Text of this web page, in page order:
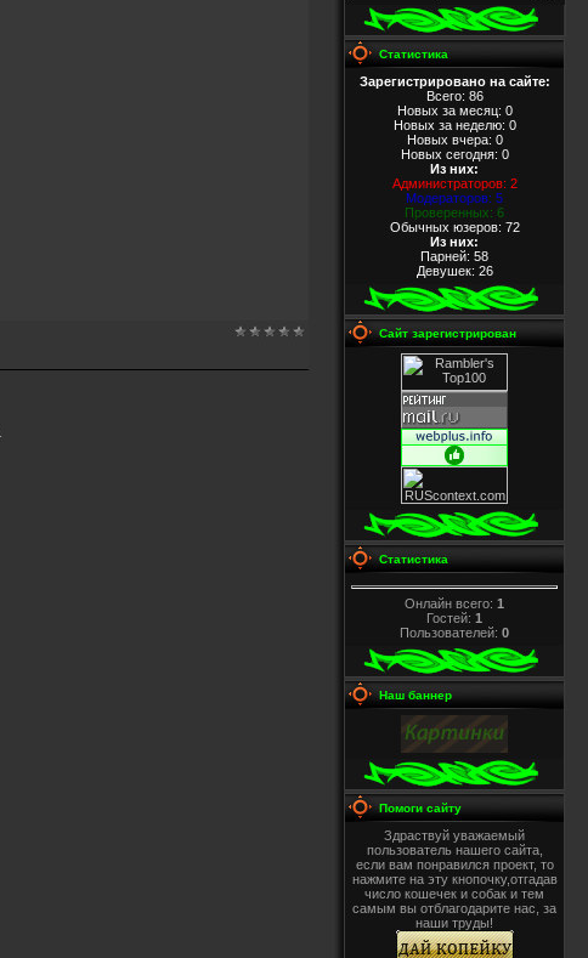
Статистика
Зарегистрировано на сайте:
Всего: 86
Новых за месяц: 0
Новых за неделю: 0
Новых вчера: 0
Новых сегодня: 0
Из них:
Администраторов: 2
Модераторов: 5
Проверенных: 6
Обычных юзеров: 72
Из них:
Парней: 58
Девушек: 26
Сайт зарегистрирован
Статистика
Онлайн всего: 1
Гостей: 1
Пользователей: 0
Наш баннер
Помоги сайту
Здраствуй уважаемый
пользователь нашего сайта,
если вам понравился проект, то
нажмите на эту кнопочку,отгадав
число кошечек и собак и тем
самым вы отблагодарите нас, за
наши труды!